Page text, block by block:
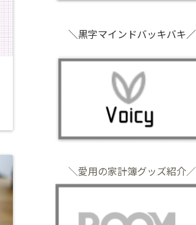
＼黒字マインドバッキバキ／
＼愛用の家計簿グッズ紹介／